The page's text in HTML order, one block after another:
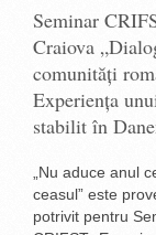
Seminar
Craiova
comunități
Experiența
stabilit în
„Nu aduce anul
ceasul” este
potrivit pentru